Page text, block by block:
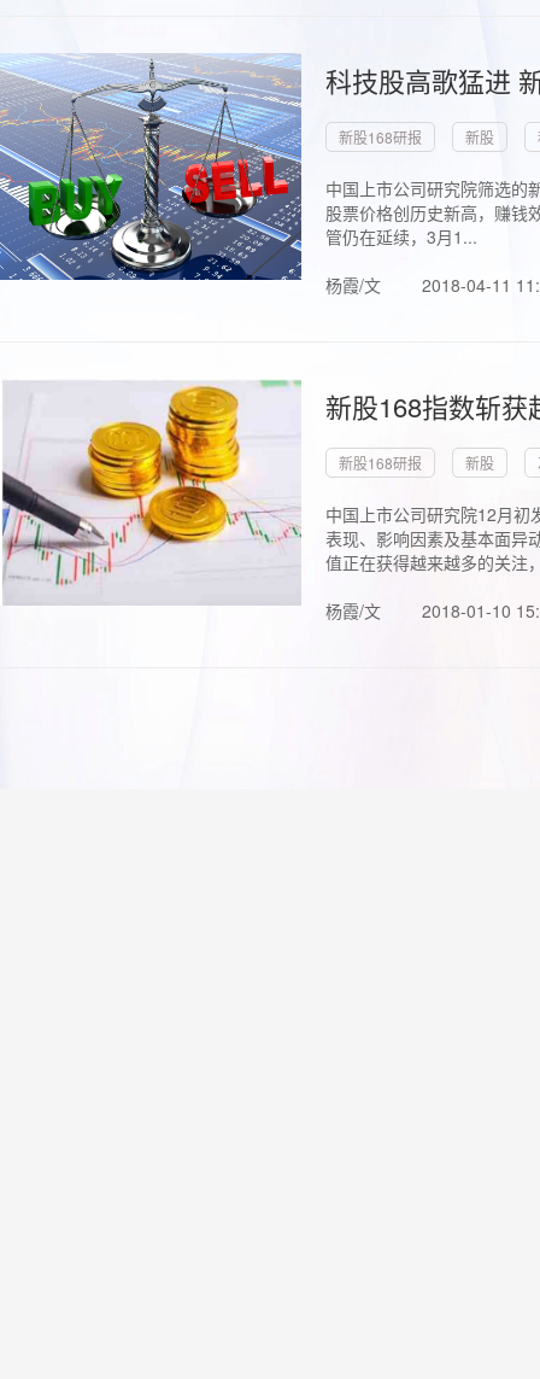
科技股高歌猛进
新股168研报 新股
中国上市公司研究院筛选的
股票价格创历史新高，赚钱
管仍在延续，3月1...
杨霞/文
2018-04-11
新股168指数斩
新股168研报 新股
中国上市公司研究院12月初
表现、影响因素及基本面异
值正在获得越来越多的关注
杨霞/文
2018-01-10